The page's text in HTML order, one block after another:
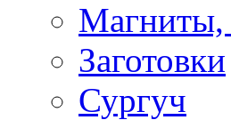
Магниты,
Заготовки
Сургуч